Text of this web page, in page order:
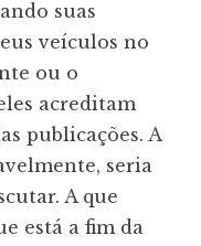
suas
veículos no
ou o
acreditam
publicações. A
seria
A que
está a fim da